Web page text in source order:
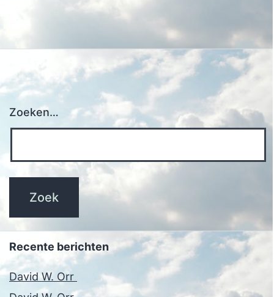
Zoeken…
Recente berichten
David W. Orr